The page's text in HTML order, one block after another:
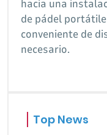
hacia una
de pádel
conveniente de
necesario.
Top News